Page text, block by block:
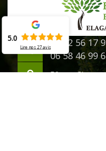
02 52 56 17
06 58 46 99
50 rue
5.0
Lire nos 27avis